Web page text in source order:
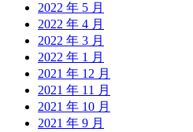
2022 年 5 月
2022 年 4 月
2022 年 3 月
2022 年 1 月
2021 年 12 月
2021 年 11 月
2021 年 10 月
2021 年 9 月